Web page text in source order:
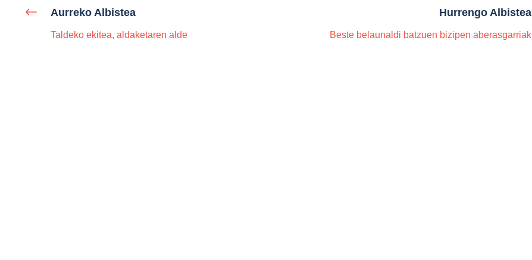
Aurreko Albistea
Taldeko ekitea, aldaketaren alde
Hurrengo Albistea
Beste belaunaldi batzuen bizipen aberasgarriak